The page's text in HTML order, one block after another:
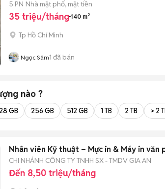
5 PN Nhà mặt phố, mặt tiền
35 triệu/tháng 140 m²
Tp Hồ Chí Minh
Ngọc Sâm1 đã bán
nào ?
GB 256 GB 512 GB 1 TB 2 TB > 2
Nhân viên Kỹ thuật – Mực in & Máy in văn
CHI NHÁNH CÔNG TY TNHH SX - TMDV GIA AN
Đến 8,50 triệu/tháng